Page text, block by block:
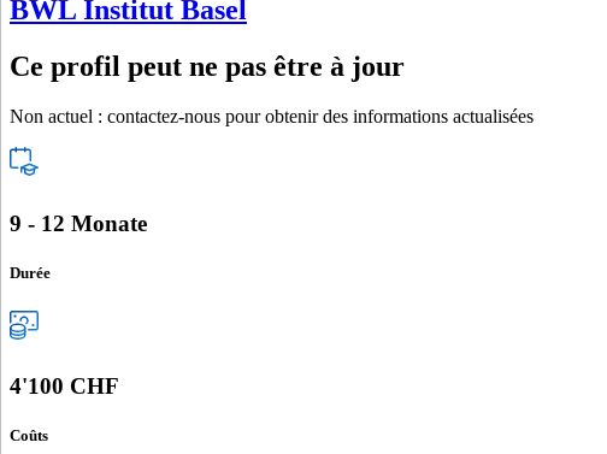
BWL Institut Basel
Ce profil peut ne pas être à jour
Non actuel : contactez-nous pour obtenir des informations actualisées
9 - 12 Monate
Durée
4'100 CHF
Coûts